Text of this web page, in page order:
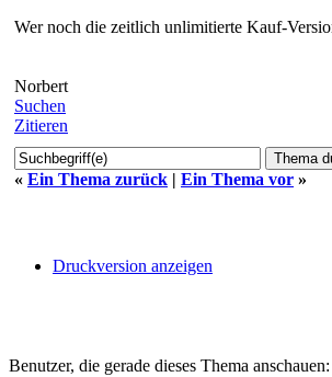
Wer noch die zeitlich unlimitierte Kauf-
Norbert
Suchen
Zitieren
« Ein Thema zurück | Ein Thema vor »
Druckversion anzeigen
Benutzer, die gerade dieses Thema